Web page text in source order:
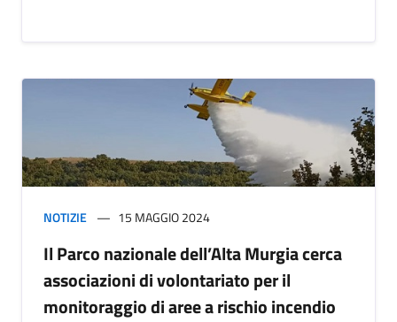
NOTIZIE 15 MAGGIO 2024
Il Parco nazionale dell’Alta Murgia cerca
associazioni di volontariato per il
monitoraggio di aree a rischio incendio